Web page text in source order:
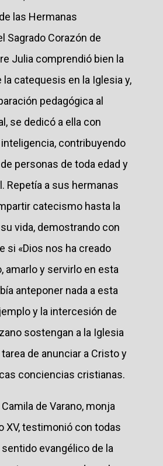
las Hermanas
Sagrado Corazón de
Julia comprendió bien la
catequesis en la Iglesia y,
pedagógica al
se dedicó a ella con
contribuyendo
personas de toda edad y
Repetía a sus hermanas
catecismo hasta la
vida, demostrando con
si «Dios nos ha creado
amarlo y servirlo en esta
anteponer nada a esta
y la intercesión de
sostengan a la Iglesia
de anunciar a Cristo y
conciencias cristianas.
de Varano, monja
XV, testimonió con todas
evangélico de la